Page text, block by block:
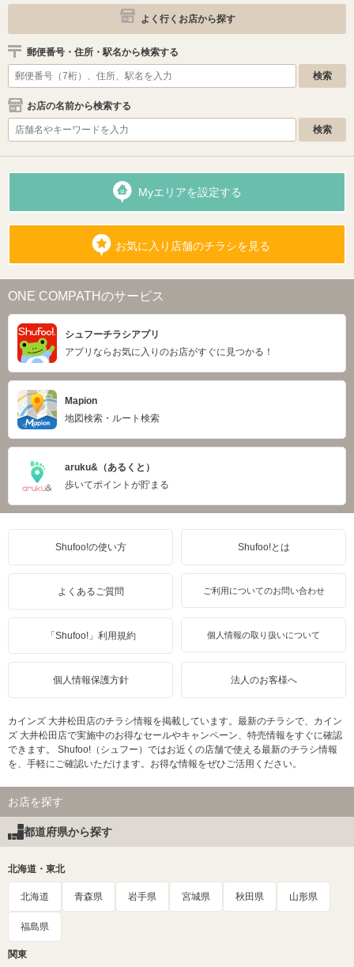
よく行くお店から探す
郵便番号・住所・駅名から検索する
お店の名前から検索する
Myエリアを設定する
お気に入り店舗のチラシを見る
ONE COMPATHのサービス
シュフーチラシアプリ
アプリならお気に入りのお店がすぐに見つかる！
Mapion
地図検索・ルート検索
aruku&（あるくと）
歩いてポイントが貯まる
Shufoo!の使い方 Shufoo!とは
よくあるご質問 ご利用についてのお問い合わせ
「Shufoo!」利用規約 個人情報の取り扱いについて
個人情報保護方針 法人のお客様へ
カインズ 大井松田店のチラシ情報を掲載しています。最新のチラシで、カイン
ズ 大井松田店で実施中のお得なセールやキャンペーン、特売情報をすぐに確認
できます。 Shufoo!（シュフー）ではお近くの店舗で使える最新のチラシ情報
を、手軽にご確認いただけます。お得な情報をぜひご活用ください。
お店を探す
都道府県から探す
北海道・東北
北海道 青森県 岩手県 宮城県 秋田県 山形県
福島県
関東